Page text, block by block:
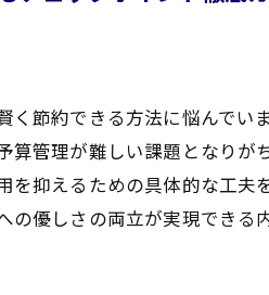
節約できる方法に悩んで
管理が難しい課題となり
抑えるための具体的な工
優しさの両立が実現できる内